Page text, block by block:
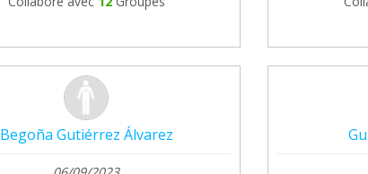
Begoña Gutiérrez Álvarez